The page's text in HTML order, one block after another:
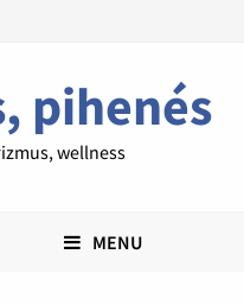
pihenés
wellness
MENU